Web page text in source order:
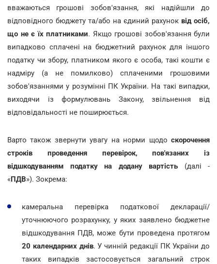
вважаються грошові зобов'язання, які надійшли до
відповідного бюджету та/або на єдиний рахунок від осіб,
що не є їх платниками. Якщо грошові зобов'язання були
випадково сплачені на бюджетний рахунок для іншого
податку чи збору, платником якого є особа, такі кошти є
надміру (а не помилково) сплаченими грошовими
зобов'язаннями у розумінні ПК України. На такі випадки,
виходячи із формулювань Закону, звільнення від
відповідальності не поширюється.
Варто також звернути увагу на норми щодо скорочення
строків проведення перевірок, пов'язаних із
відшкодуванням податку на додану вартість (далі -
«ПДВ»). Зокрема:
камеральна перевірка податкової декларації/
уточнюючого розрахунку, у яких заявлено бюджетне
відшкодування ПДВ, може бути проведена протягом
20 календарних днів. У чинній редакції ПК України до
таких випадків застосовується загальний строк